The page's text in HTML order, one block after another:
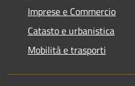
Imprese e Commercio
Catasto e urbanistica
Mobilità e trasporti